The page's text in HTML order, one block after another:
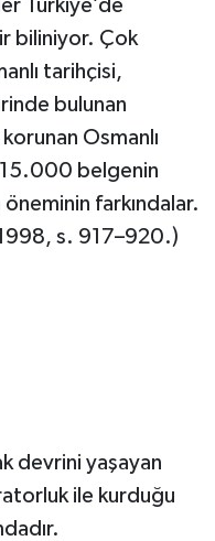
Türkiye’de
biliniyor. Çok
tarihçisi,
bulunan
Osmanlı
15.000 belgenin
öneminin farkındalar.
s. 917–920.)
devrini yaşayan
ile kurduğu